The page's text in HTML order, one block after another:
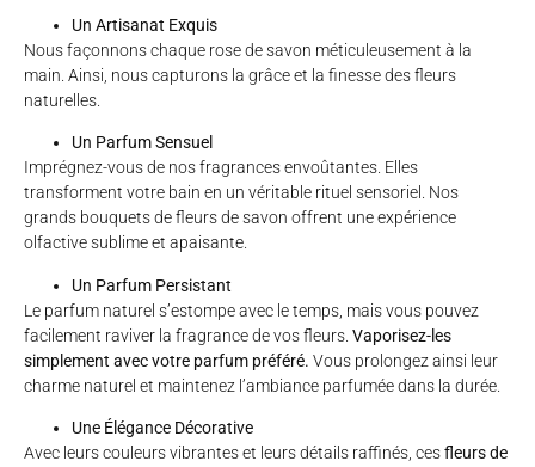
Un Artisanat Exquis
Nous façonnons chaque rose de savon méticuleusement à la
main. Ainsi, nous capturons la grâce et la finesse des fleurs
naturelles.
Un Parfum Sensuel
Imprégnez-vous de nos fragrances envoûtantes. Elles
transforment votre bain en un véritable rituel sensoriel. Nos
grands bouquets de fleurs de savon offrent une expérience
olfactive sublime et apaisante.
Un Parfum Persistant
Le parfum naturel s’estompe avec le temps, mais vous pouvez
facilement raviver la fragrance de vos fleurs. Vaporisez-les
simplement avec votre parfum préféré. Vous prolongez ainsi leur
charme naturel et maintenez l’ambiance parfumée dans la durée.
Une Élégance Décorative
Avec leurs couleurs vibrantes et leurs détails raffinés, cesfleurs de